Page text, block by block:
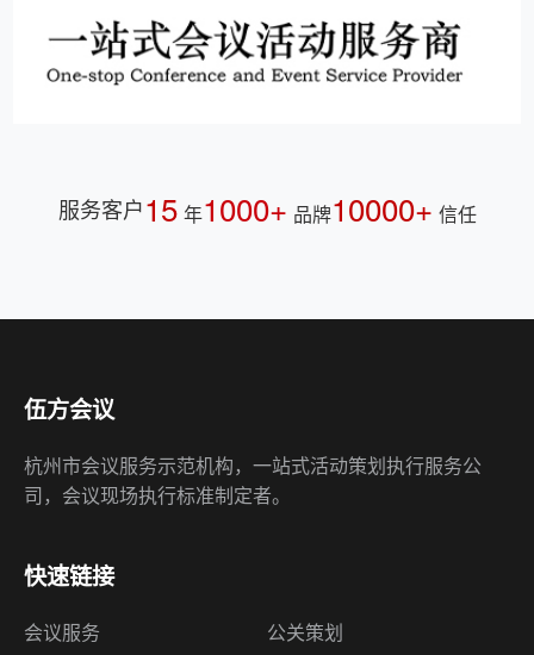
服务客户15 年1000+ 品牌10000+ 信任
伍方会议
杭州市会议服务示范机构，一站式活动策划执行服务公
司，会议现场执行标准制定者。
快速链接
会议服务
公关策划